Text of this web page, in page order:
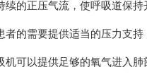
正压气流，使呼吸道保持
需要提供适当的压力支持
以提供足够的氧气进入肺